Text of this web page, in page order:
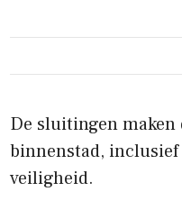
De sluitingen
binnenstad, inclusief
veiligheid.